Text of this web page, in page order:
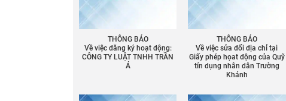
THÔNG BÁO
Về việc đăng ký hoạt động:
CÔNG TY LUẬT TNHH TRẦN
Á
THÔNG BÁO
Về việc sửa đổi địa chỉ tại
Giấy phép họat động của Quỹ
tín dụng nhân dân Trường
Khánh